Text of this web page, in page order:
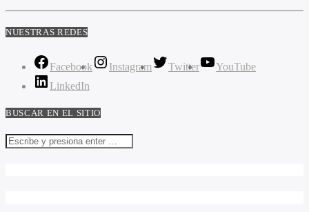
NUESTRAS REDES
Facebook Instagram Twitter
YouTube
LinkedIn
BUSCAR EN EL SITIO